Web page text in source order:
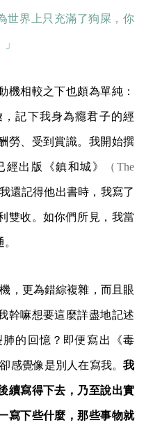
世界上只充滿了狗屎，你
機相較之下也頗為單純：
記下我身為癮君子的經
勞、受到賞識。我開始撰
出版《鎮和城》 （The
還記得他出書時，我寫了
雙收。如你們所見，我當
，更為錯綜複雜，而且眼
幹嘛想要這麼詳盡地記述
的回憶？即便寫出《毒
感覺像是別人在寫我。 我
續寫得下去，乃至說出實
寫下些什麼，那些事物就